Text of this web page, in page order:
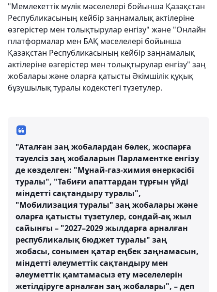
"Мемлекеттік мүлік мәселелері бойынша Қазақстан
Республикасының кейбір заңнамалық актілеріне
өзгерістер мен толықтырулар енгізу" және "Онлайн
платформалар мен БАҚ мәселелері бойынша
Қазақстан Республикасының кейбір заңнамалық
актілеріне өзгерістер мен толықтырулар енгізу" заң
жобалары және оларға қатысты Әкімшілік құқық
бұзушылық туралы кодекстегі түзетулер.
"Аталған заң жобалардан бөлек, жоспарға
тәуелсіз заң жобаларын Парламентке енгізу
де көзделген: "Мұнай-газ-химия өнеркәсібі
туралы", "Табиғи апаттардан тұрғын үйді
міндетті сақтандыру туралы",
"Мобилизация туралы" заң жобалары және
оларға қатысты түзетулер, сондай-ақ жыл
сайынғы – "2027–2029 жылдарға арналған
республикалық бюджет туралы" заң
жобасы, сонымен қатар еңбек заңнамасын,
міндетті әлеуметтік сақтандыру мен
әлеуметтік қамтамасыз ету мәселелерін
жетілдіруге арналған заң жобалары", – деп